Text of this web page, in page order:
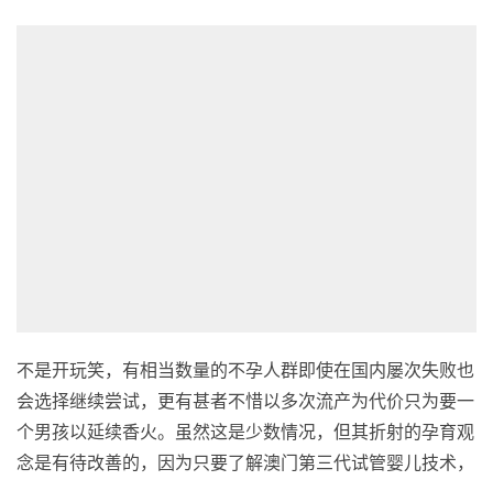
不是开玩笑，有相当数量的不孕人群即使在国内屡次失败也
会选择继续尝试，更有甚者不惜以多次流产为代价只为要一
个男孩以延续香火。虽然这是少数情况，但其折射的孕育观
念是有待改善的，因为只要了解澳门第三代试管婴儿技术，